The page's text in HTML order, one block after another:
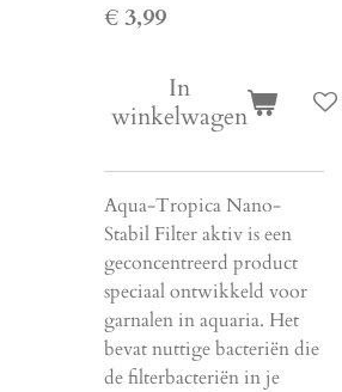
€ 3,99
In
winkelwagen
Aqua-Tropica Nano-
Stabil Filter aktiv is een
geconcentreerd product
speciaal ontwikkeld voor
garnalen in aquaria. Het
bevat nuttige bacteriën die
de filterbacteriën in je